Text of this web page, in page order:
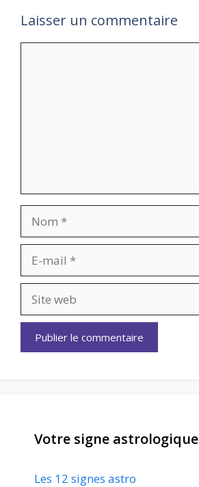
Laisser un commentaire
mail
web
Votre signe astrologique
Les 12 signes astro